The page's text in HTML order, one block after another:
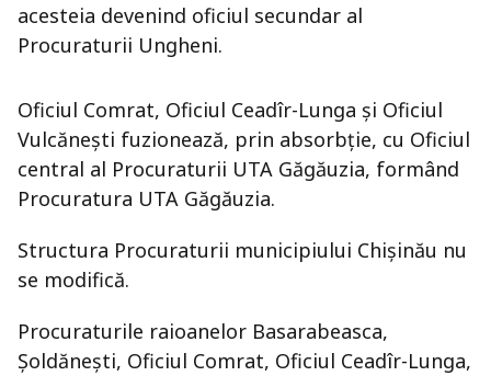
acesteia devenind oficiul secundar al
Procuraturii Ungheni.
Oficiul Comrat, Oficiul Ceadîr-Lunga și Oficiul
Vulcănești fuzionează, prin absorbție, cu Oficiul
central al Procuraturii UTA Găgăuzia, formând
Procuratura UTA Găgăuzia.
Structura Procuraturii municipiului Chișinău nu
se modifică.
Procuraturile raioanelor Basarabeasca,
Șoldănești, Oficiul Comrat, Oficiul Ceadîr-Lunga,